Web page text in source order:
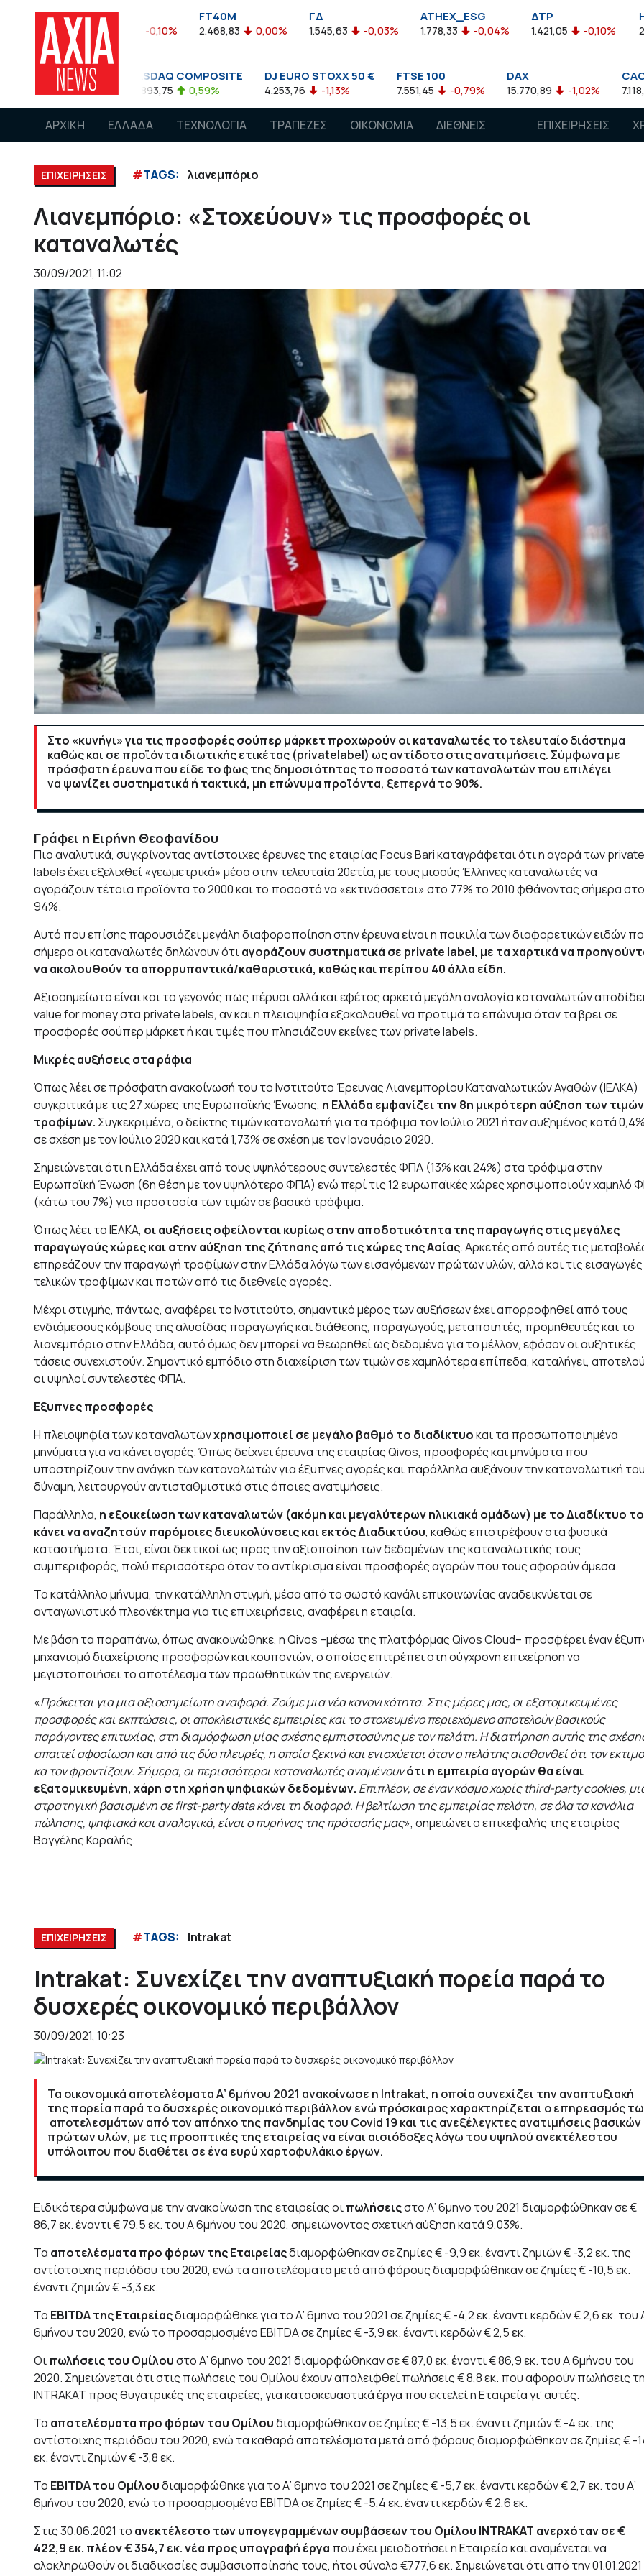
FTASE
3.774,48 -0,10% 2.468,83 0,00% 1.545,63 -0,03%
ATHEX_ESG
1.778,33 -0,04%
ΔΤΡ
1.421,05 -0,10% 2.211,72
NASDAQ COMPOSITE
14.893,75 0,59%
DJ EURO STOXX 50 €
4.253,76 -1,13%
FTSE 100
7.551,45 -0,79%
DAX
15.770,89 -1,02% 7.118,50 -1,15%
ΑΡΧΙΚΗ ΕΛΛΑΔΑ ΤΕΧΝΟΛΟΓΙΑ ΤΡΑΠΕΖΕΣ ΟΙΚΟΝΟΜΙΑ
ΔΙΕΘΝΕΙΣ
ΕΠΙΧΕΙΡΗΣΕΙΣ
ΕΠΙΧΕΙΡΗΣΕΙΣ #TAGS: λιανεμπόριο
Λιανεμπόριο: «Στοχεύουν» τις προσφορές οι
καταναλωτές
30/09/2021, 11:02
Στο «κυνήγι» για τις προσφορές σούπερ μάρκετ προχωρούν οι καταναλωτέςτο τελευταίο διάστημα
καθώς και σε προϊόντα ιδιωτικής ετικέτας (privatelabel) ως αντίδοτο στις ανατιμήσεις. Σύμφωνα με
πρόσφατη έρευνα που είδε το φως της δημοσιότητας το ποσοστό των καταναλωτών που επιλέγει
να ψωνίζει συστηματικά ή τακτικά, μη επώνυμα προϊόντα, ξεπερνά το 90%.
Γράφει η Ειρήνη Θεοφανίδου
Πιο αναλυτικά, συγκρίνοντας αντίστοιχες έρευνες τηςεταιρίας Focus Bariκαταγράφεται ότι η αγορά των private
labels έχει εξελιχθεί «γεωμετρικά» μέσα στην τελευταία 20ετία, με τους μισούς Έλληνες καταναλωτές να
αγοράζουν τέτοια προϊόντα το 2000 και το ποσοστό να «εκτινάσσεται» στο 77% το 2010 φθάνοντας σήμερα στο
94%.
Αυτό που επίσης παρουσιάζει μεγάλη διαφοροποίηση στην έρευνα είναι η ποικιλία των διαφορετικών ειδών
σήμερα οι καταναλωτές δηλώνουν ότιαγοράζουν συστηματικά σε private label, με τα χαρτικά να
να ακολουθούν τα απορρυπαντικά/καθαριστικά, καθώς και περίπου 40 άλλα είδη.
Αξιοσημείωτο είναι και το γεγονός πως πέρυσι αλλά και εφέτος αρκετά μεγάλη αναλογία καταναλωτών
value for money στα private labels, αν και η πλειοψηφία εξακολουθεί να προτιμά τα επώνυμα όταν τα βρει σε
προσφορές σούπερ μάρκετ ή και τιμές που πλησιάζουν εκείνες των private labels.
Μικρές αυξήσεις στα ράφια
Όπως λέει σε πρόσφατη ανακοίνωσή του το Ινστιτούτο Έρευνας Λιανεμπορίου Καταναλωτικών Αγαθών (ΙΕΛΚΑ)
συγκριτικά με τις 27 χώρες της Ευρωπαϊκής Ένωσης, η Ελλάδα εμφανίζει την 8η μικρότερη αύξηση των τιμών
τροφίμων. Συγκεκριμένα, ο δείκτης τιμών καταναλωτή για τα τρόφιμα τον Ιούλιο 2021 ήταν αυξημένος κατά 0,4%
σε σχέση με τον Ιούλιο 2020 και κατά 1,73% σε σχέση με τον Ιανουάριο 2020.
Σημειώνεται ότι η Ελλάδα έχει από τους υψηλότερους συντελεστές ΦΠΑ (13% και 24%) στα τρόφιμα στην
Ευρωπαϊκή Ένωση (6η θέση με τον υψηλότερο ΦΠΑ) ενώ περί τις 12 ευρωπαϊκές χώρες χρησιμοποιούν χαμηλό
(κάτω του 7%) για προστασία των τιμών σε βασικά τρόφιμα.
Όπως λέει το ΙΕΛΚΑ, οι αυξήσεις οφείλονται κυρίως στην αποδοτικότητα της παραγωγής στις μεγάλες
παραγωγούς χώρες και στην αύξηση της ζήτησης από τις χώρες της Ασίας. Αρκετές από αυτές τις
επηρεάζουν την παραγωγή τροφίμων στην Ελλάδα λόγω των εισαγόμενων πρώτων υλών, αλλά και τις εισαγωγές
τελικών τροφίμων και ποτών από τις διεθνείς αγορές.
Μέχρι στιγμής, πάντως, αναφέρει το Ινστιτούτο, σημαντικό μέρος των αυξήσεων έχει απορροφηθεί από τους
ενδιάμεσους κόμβους της αλυσίδας παραγωγής και διάθεσης, παραγωγούς, μεταποιητές, προμηθευτές και το
λιανεμπόριο στην Ελλάδα, αυτό όμως δεν μπορεί να θεωρηθεί ως δεδομένο για το μέλλον, εφόσον οι αυξητικές
τάσεις συνεχιστούν. Σημαντικό εμπόδιο στη διαχείριση των τιμών σε χαμηλότερα επίπεδα, καταλήγει,
οι υψηλοί συντελεστές ΦΠΑ.
Εξυπνες προσφορές
Η πλειοψηφία των καταναλωτώνχρησιμοποιεί σε μεγάλο βαθμό το διαδίκτυοκαι τα προσωποποιημένα
μηνύματα για να κάνει αγορές. Όπως δείχνει έρευνα της εταιρίαςQivos, προσφορές και μηνύματα που
υποστηρίζουν την ανάγκη των καταναλωτών για έξυπνες αγορές και παράλληλα αυξάνουν την καταναλωτική
δύναμη, λειτουργούν αντισταθμιστικά στις όποιες ανατιμήσεις.
Παράλληλα, η εξοικείωση των καταναλωτών (ακόμη και μεγαλύτερων ηλικιακά ομάδων) με το Διαδίκτυο
κάνει να αναζητούν παρόμοιες διευκολύνσεις και εκτός Διαδικτύου, καθώς επιστρέφουν στα φυσικά
καταστήματα. Έτσι, είναι δεκτικοί ως προς την αξιοποίηση των δεδομένων της καταναλωτικής τους
συμπεριφοράς, πολύ περισσότερο όταν το αντίκρισμα είναι προσφορές αγορών που τους αφορούν άμεσα.
Το κατάλληλο μήνυμα, την κατάλληλη στιγμή, μέσα από το σωστό κανάλι επικοινωνίας αναδεικνύεται σε
ανταγωνιστικό πλεονέκτημα για τις επιχειρήσεις, αναφέρει η εταιρία.
Με βάση τα παραπάνω, όπως ανακοινώθηκε, η Qivos –μέσω της πλατφόρμας Qivos Cloud– προσφέρει έναν
μηχανισμό διαχείρισης προσφορών και κουπονιών, ο οποίος επιτρέπει στη σύγχρονη επιχείρηση να
μεγιστοποιήσει το αποτέλεσμα των προωθητικών της ενεργειών.
«Πρόκειται για μια αξιοσημείωτη αναφορά. Ζούμε μια νέα κανονικότητα. Στις μέρες μας, οι εξατομικευμένες
προσφορές και εκπτώσεις, οι αποκλειστικές εμπειρίες και το στοχευμένο περιεχόμενο αποτελούν βασικούς
παράγοντες επιτυχίας, στη διαμόρφωση μίας σχέσης εμπιστοσύνης με τον πελάτη. Η διατήρηση αυτής της
απαιτεί αφοσίωση και από τις δύο πλευρές, η οποία ξεκινά και ενισχύεται όταν ο πελάτης αισθανθεί ότι τον
κα τον φροντίζουν. Σήμερα, οι περισσότεροι καταναλωτές αναμένουνότι η εμπειρία αγορών θα είναι
εξατομικευμένη, χάρη στη χρήση ψηφιακών δεδομένων. Επιπλέον, σε έναν κόσμο χωρίς third-party cookies,
στρατηγική βασισμένη σε first-party data κάνει τη διαφορά. Η βελτίωση της εμπειρίας πελάτη, σε όλα τα κανάλια
πώλησης, ψηφιακά και αναλογικά, είναι ο πυρήνας της πρότασής μας», σημειώνει ο επικεφαλής της εταιρίας
Βαγγέλης Καραλής.
ΕΠΙΧΕΙΡΗΣΕΙΣ #TAGS: Intrakat
Intrakat: Συνεχίζει την αναπτυξιακή πορεία παρά το
δυσχερές οικονομικό περιβάλλον
30/09/2021, 10:23
Τα οικονομικά αποτελέσματα Α’ 6μήνου 2021 ανακοίνωσε η Intrakat, η οποία συνεχίζει την αναπτυξιακή
της πορεία παρά το δυσχερές οικονομικό περιβάλλον ενώ πρόσκαιρος χαρακτηρίζεται ο επηρεασμός
αποτελεσμάτων από τον απόηχο της πανδημίας του Covid 19 και τις ανεξέλεγκτες ανατιμήσεις βασικών
πρώτων υλών, με τις προοπτικές της εταιρείας να είναι αισιόδοξες λόγω του υψηλού ανεκτέλεστου
υπόλοιπου που διαθέτει σε ένα ευρύ χαρτοφυλάκιο έργων.
Ειδικότερα σύμφωνα με την ανακοίνωση της εταιρείας οιπωλήσειςστο Α’ 6μηνο του 2021 διαμορφώθηκαν σε €
86,7 εκ. έναντι € 79,5 εκ. του Α 6μήνου του 2020, σημειώνοντας σχετική αύξηση κατά 9,03%.
Τα αποτελέσματα προ φόρων της Εταιρείαςδιαμορφώθηκαν σε ζημίες € -9,9 εκ. έναντι ζημιών € -3,2 εκ. της
αντίστοιχης περιόδου του 2020, ενώ τα αποτελέσματα μετά από φόρους διαμορφώθηκαν σε ζημίες € -10,5 εκ.
έναντι ζημιών € -3,3 εκ.
Το EBITDA της Εταιρείαςδιαμορφώθηκε για το Α’ 6μηνο του 2021 σε ζημίες € -4,2 εκ. έναντι κερδών € 2,6 εκ. του
6μήνου του 2020, ενώ το προσαρμοσμένο EBITDA σε ζημίες € -3,9 εκ. έναντι κερδών € 2,5 εκ.
Οιπωλήσεις του Ομίλουστο Α’ 6μηνο του 2021 διαμορφώθηκαν σε € 87,0 εκ. έναντι € 86,9 εκ. του Α 6μήνου του
2020. Σημειώνεται ότι στις πωλήσεις του Ομίλου έχουν απαλειφθεί πωλήσεις € 8,8 εκ. που αφορούν πωλήσεις
INTRAKAT προς θυγατρικές της εταιρείες, για κατασκευαστικά έργα που εκτελεί η Εταιρεία γι’ αυτές.
Τα αποτελέσματα προ φόρων του Ομίλουδιαμορφώθηκαν σε ζημίες € -13,5 εκ. έναντι ζημιών € -4 εκ. της
αντίστοιχης περιόδου του 2020, ενώ τα καθαρά αποτελέσματα μετά από φόρους διαμορφώθηκαν σε ζημίες € -
εκ. έναντι ζημιών € -3,8 εκ.
Το EBITDA του Ομίλουδιαμορφώθηκε για το Α’ 6μηνο του 2021 σε ζημίες € -5,7 εκ. έναντι κερδών € 2,7 εκ. του Α’
6μήνου του 2020, ενώ το προσαρμοσμένο EBITDA σε ζημίες € -5,4 εκ. έναντι κερδών € 2,6 εκ.
Στις 30.06.2021 το ανεκτέλεστο των υπογεγραμμένων συμβάσεων του Ομίλου INTRAKAT ανερχόταν σε €
422,9 εκ. πλέον € 354,7 εκ. νέα προς υπογραφή έργα που έχει μειοδοτήσει η Εταιρεία και αναμένεται να
ολοκληρωθούν οι διαδικασίες συμβασιοποίησής τους, ήτοι σύνολο €777,6 εκ. Σημειώνεται ότι από την 01.01.2021